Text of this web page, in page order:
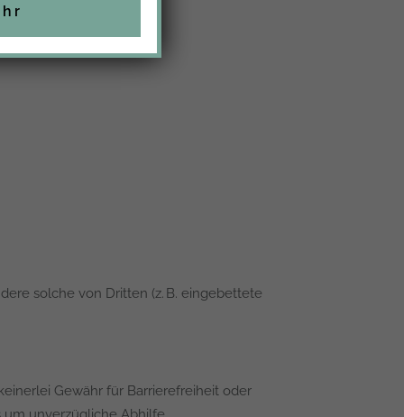
solche von Dritten (z. B. eingebettete
Gewähr für Barrierefreiheit oder